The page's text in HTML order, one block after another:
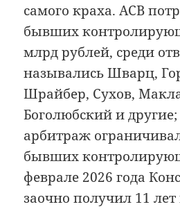
самого краха. АСВ
бывших
млрд рублей, среди
назывались Шварц,
Шрайбер, Сухов,
Боголюбский и другие;
арбитраж
бывших
феврале 2026 года
заочно получил 11 лет